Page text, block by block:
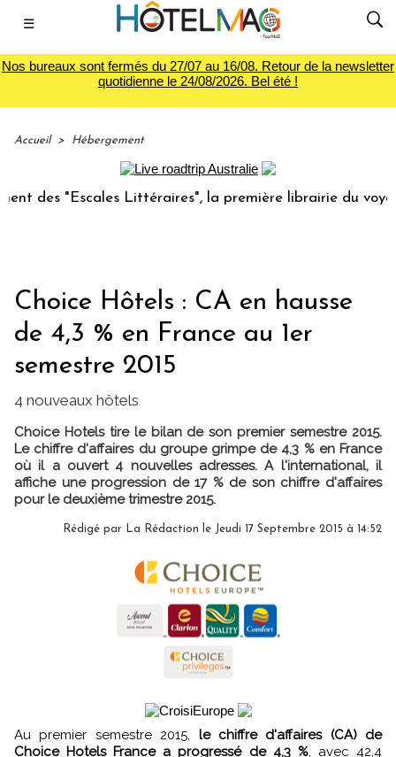
☰
Nos bureaux sont fermés du 27/07 au 16/08. Retour de la newsletter
quotidienne le 24/08/2026. Bel été !
Accueil > Hébergement
des "Escales Littéraires", la première librairie du voyage
Choice Hôtels : CA en hausse
de 4,3 % en France au 1er
semestre 2015
4 nouveaux hôtels
Choice Hotels tire le bilan de son premier semestre 2015.
Le chiffre d'affaires du groupe grimpe de 4,3 % en France
où il a ouvert 4 nouvelles adresses. A l'international, il
affiche une progression de 17 % de son chiffre d'affaires
pour le deuxième trimestre 2015.
Rédigé par La Rédaction le Jeudi 17 Septembre 2015 à 14:52
Au premier semestre 2015, le chiffre d'affaires (CA) de
Choice Hotels France a progressé de 4,3 %, avec 42,4